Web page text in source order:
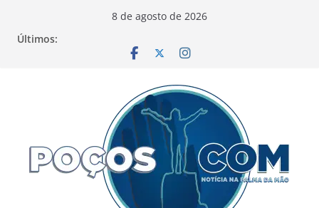
8 de agosto de 2026
Últimos: